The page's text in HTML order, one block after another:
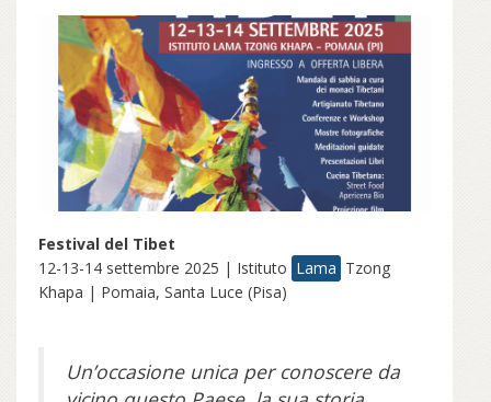
Festival del Tibet
12-13-14 settembre 2025 | Istituto Lama Tzong
Khapa | Pomaia, Santa Luce (Pisa)
Un’occasione unica per conoscere da